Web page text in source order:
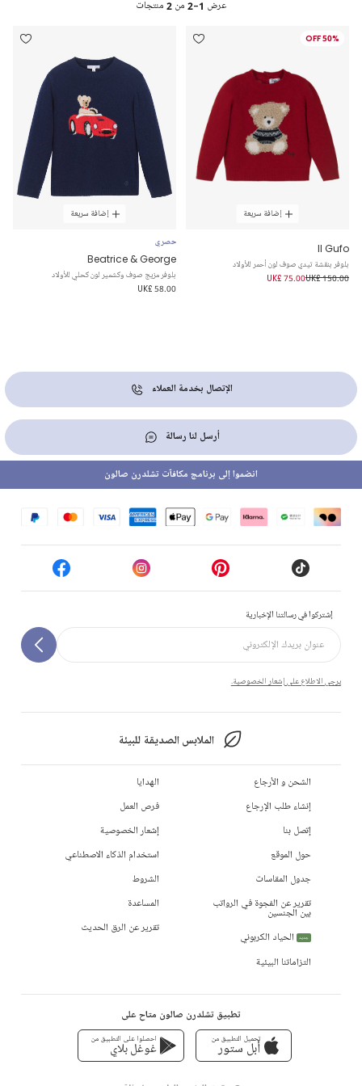
عرض 1-2 من 2 منتجات
50% OFF
إضافة سريعة
Il Gufo
بلوفر بنقشة تيدي صوف لون أحمر للأولاد
UK£ 150.00
UK£ 75.00
إضافة سريعة
حصري
Beatrice & George
بلوفر مزيج صوف وكشمير لون كحلي للأولاد
UK£ 58.00
الإتصال بخدمة العملاء
أرسل لنا رسالة
إشتركوا في رسالتنا الإخبارية
يرجى الاطلاع على إشعار الخصوصية.
الملابس الصديقة للبيئة
انضموا إلى برنامج مكافآت تشلدرن صالون
الشحن و الأرجاع
إنشاء طلب الإرجاع
إتصل بنا
حول الموقع
جدول المقاسات
تقرير عن الفجوة في الرواتب
بين الجنسين
جديد
الحياد الكربوني
التزاماتنا البيئية
الهدايا
فرص العمل
إشعار الخصوصية
استخدام الذكاء الاصطناعي
الشروط
المساعدة
تقرير عن الرق الحديث
تطبيق تشلدرن صالون متاح على
تحميل التطبيق من
أبل ستور
احصلوا على التطبيق من
غوغل بلاي